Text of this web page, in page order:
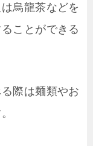
烏龍茶などを
ことができる
際は麺類やお